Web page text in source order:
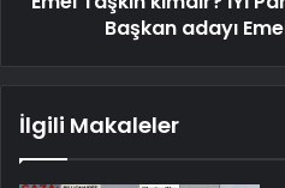
Başkan adayı
İlgili Makaleler